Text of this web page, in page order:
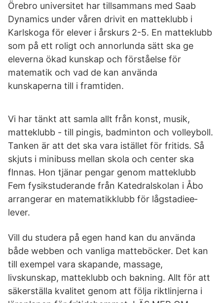
Örebro universitet har tillsammans med Saab
Dynamics under våren drivit en matteklubb i
Karlskoga för elever i årskurs 2-5. En matteklubb
som på ett roligt och annorlunda sätt ska ge
eleverna ökad kunskap och förståelse för
matematik och vad de kan använda
kunskaperna till i framtiden.
Vi har tänkt att samla allt från konst, musik,
matteklubb - till pingis, badminton och volleyboll.
Tanken är att det ska vara istället för fritids. Så
skjuts i minibuss mellan skola och center ska
flnnas. Hon tjänar pengar genom matteklubb
Fem fysikstude­rande från Katedralsk­olan i Åbo
arrangerar en matematikk­lubb för lågstadiee­
lever.
Vill du studera på egen hand kan du använda
både webben och vanliga matteböcker. Det kan
till exempel vara skapande, massage,
livskunskap, matteklubb och bakning. Allt för att
säkerställa kvalitet genom att följa riktlinjerna i